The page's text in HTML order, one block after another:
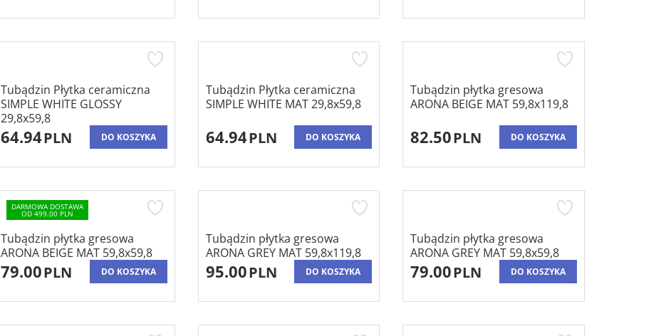
Tubądzin Płytka ceramiczna
SIMPLE WHITE GLOSSY
29,8x59,8
64.94PLN DO KOSZYKA
Tubądzin Płytka ceramiczna
SIMPLE WHITE MAT 29,8x59,8
64.94PLN DO KOSZYKA
Tubądzin płytka gresowa
ARONA BEIGE MAT 59,8x119,8
82.50PLN DO KOSZYKA
DARMOWA DOSTAWA
OD 499.00 PLN
Tubądzin płytka gresowa
ARONA BEIGE MAT 59,8x59,8
79.00PLN DO KOSZYKA
Tubądzin płytka gresowa
ARONA GREY MAT 59,8x119,8
95.00PLN DO KOSZYKA
Tubądzin płytka gresowa
ARONA GREY MAT 59,8x59,8
79.00PLN DO KOSZYKA